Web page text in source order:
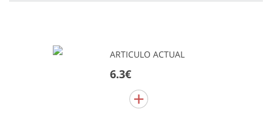
ARTICULO ACTUAL
6.3€